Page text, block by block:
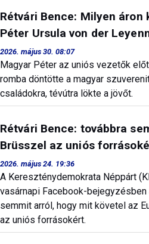
Rétvári Bence: Milyen
Péter Ursula von der
2026. május 30. 08:07
Magyar Péter az uniós vezetők
romba döntötte a magyar
családokra, tévútra lökte a jövőt.
Rétvári Bence: továbbra
Brüsszel az uniós
2026. május 24. 19:36
A Kereszténydemokrata Néppárt
vasárnapi Facebook-
semmit arról, hogy mit követel az
az uniós forrásokért.